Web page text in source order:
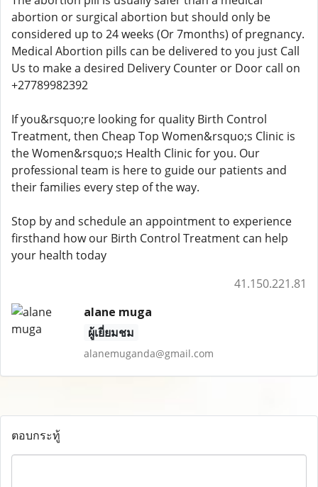
abortion or surgical abortion but should only be
considered up to 24 weeks (Or 7months) of pregnancy.
Medical Abortion pills can be delivered to you just Call
Us to make a desired Delivery Counter or Door call on
+27789982392
If you&rsquo;re looking for quality Birth Control
Treatment, then Cheap Top Women&rsquo;s Clinic is
the Women&rsquo;s Health Clinic for you. Our
professional team is here to guide our patients and
their families every step of the way.
Stop by and schedule an appointment to experience
firsthand how our Birth Control Treatment can help
your health today
41.150.221.81
alane muga
ผู้เยี่ยมชม
alanemuganda@gmail.com
ตอบกระทู้